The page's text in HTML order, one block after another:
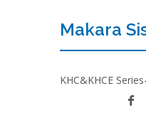
Makara
KHC&KHCE